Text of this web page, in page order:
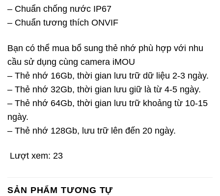
– Chuẩn chống nước IP67
– Chuẩn tương thích ONVIF
Bạn có thể mua bổ sung thẻ nhớ phù hợp với nhu
cầu sử dụng cùng camera iMOU
– Thẻ nhớ 16Gb, thời gian lưu trữ dữ liệu 2-3 ngày.
– Thẻ nhớ 32Gb, thời gian lưu giữ là từ 4-5 ngày.
– Thẻ nhớ 64Gb, thời gian lưu trữ khoảng từ 10-15
ngày.
– Thẻ nhớ 128Gb, lưu trữ lên đến 20 ngày.
Lượt xem: 23
SẢN PHẨM TƯƠNG TỰ